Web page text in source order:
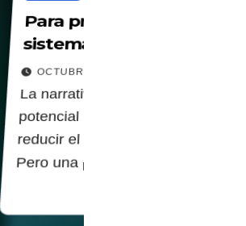
Para prevenir el fraude
sistemas biométricos
OCTUBRE 16, 2025
La narrativa que rodea la
potencial para combatir el fraude
reducir el robo y mejorar la
Pero una perspectiva más crítica